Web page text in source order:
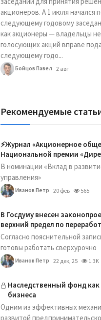
акционеров. А 1 июля начался
следующему годовому
как акционеры — владельцы
голосующих акций вправе
следующему годо...
Бойцов Павел 2 авг
Рекомендуемые
⚡️Журнал «Акционерное
Национальной премии
В номинации «Вклад в
управления»
Иванов Петр 20 фев 565
В Госдуму внесен
верхний предел по
Согласно пояснительной
готовы работать сверхурочно
Иванов Петр 22 дек, 25 1.3K
Наследственный фонд как
бизнеса
Одним из эффективных
развитой